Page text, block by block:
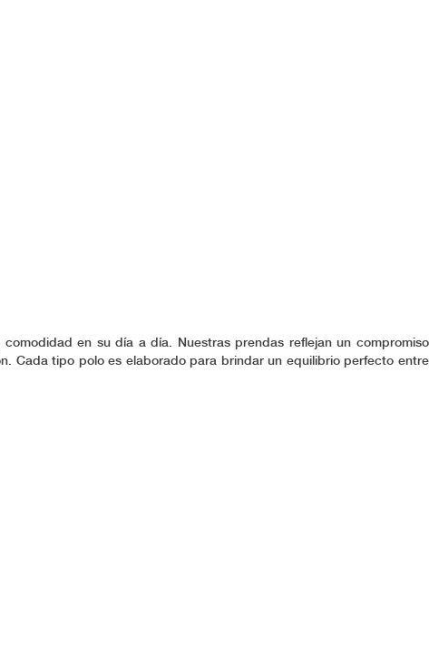
en su día a día. Nuestras prendas reflejan un compromiso
Cada tipo polo es elaborado para brindar un equilibrio perfecto entre